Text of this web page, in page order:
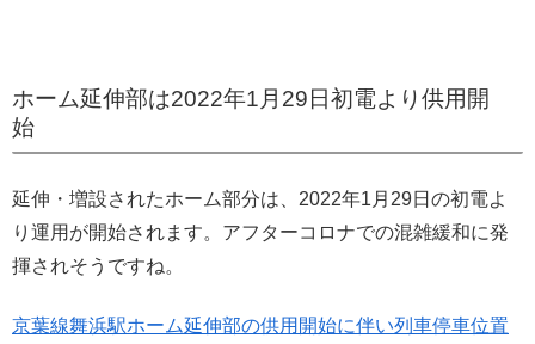
ホーム延伸部は2022年1月29日初電より供用開
始
延伸・増設されたホーム部分は、2022年1月29日の初電よ
り運用が開始されます。アフターコロナでの混雑緩和に発
揮されそうですね。
京葉線舞浜駅ホーム延伸部の供用開始に伴い列車停車位置